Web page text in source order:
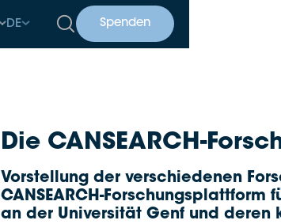
DE Spenden
Die CANSEARCH-
Vorstellung der verschiedenen
CANSEARCH-
an der Universität Genf und deren